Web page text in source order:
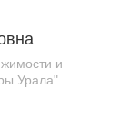
и
Урала"